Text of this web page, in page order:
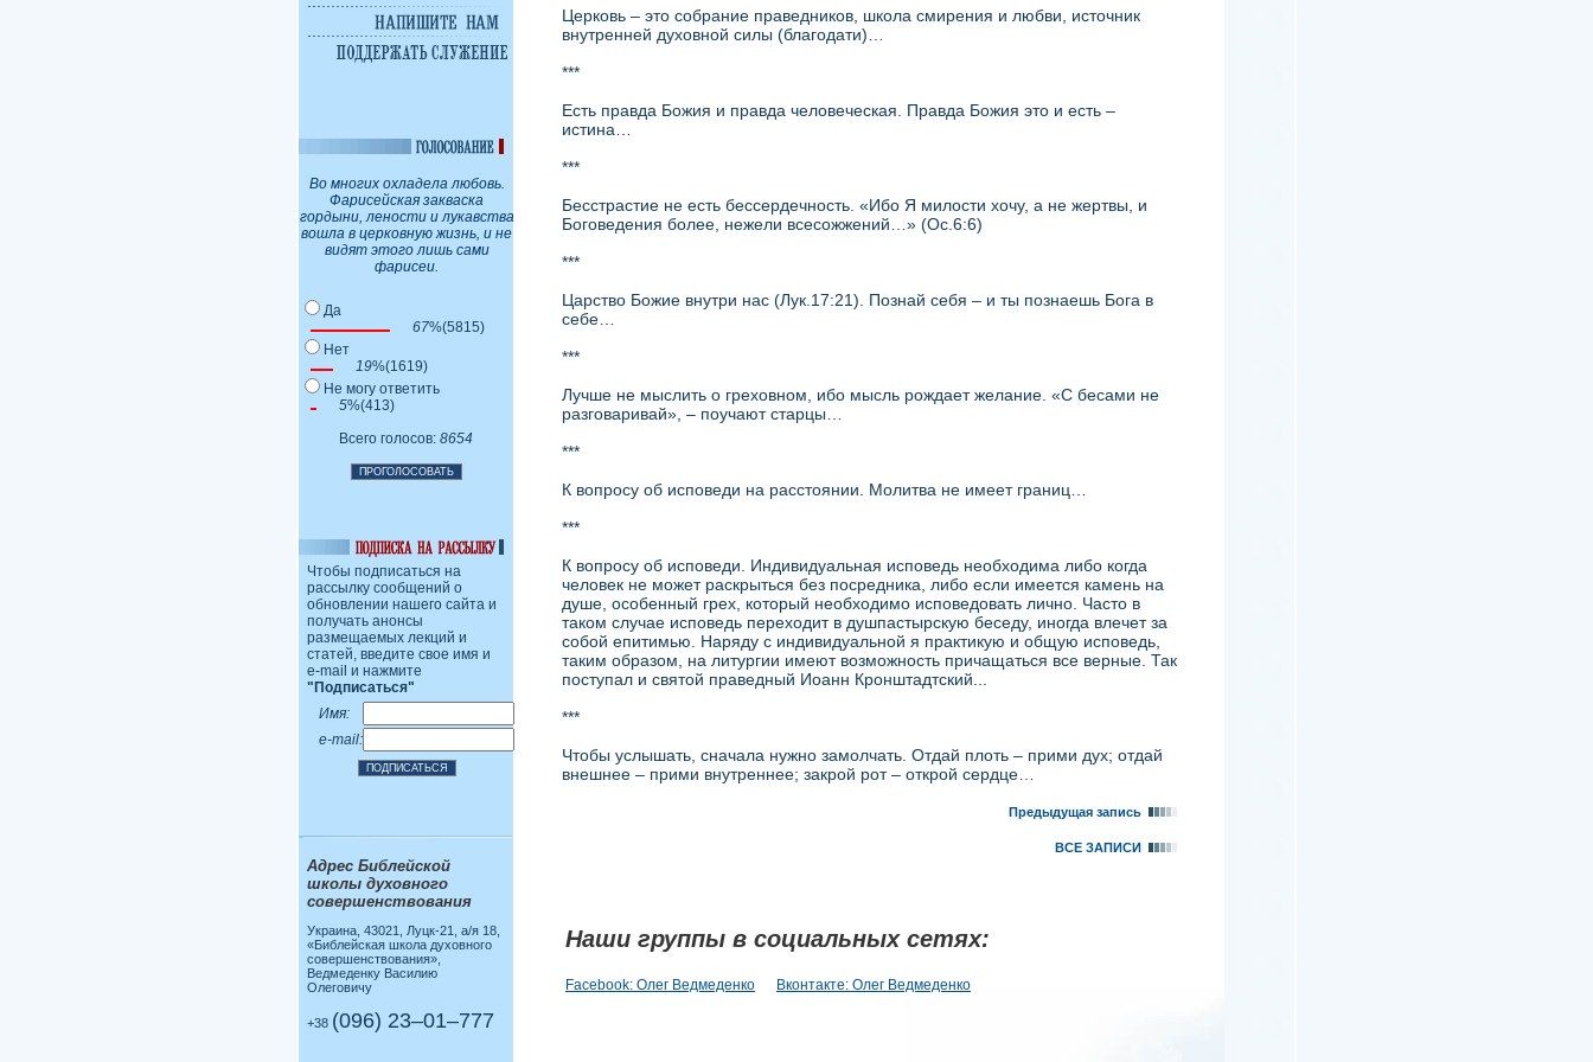
Во многих охладела любовь.
Фарисейская закваска
гордыни, лености и лукавства
вошла в церковную жизнь, и не
видят этого лишь сами
фарисеи.
Да
67%(5815)
Нет
19%(1619)
Не могу ответить
5%(413)
Всего голосов: 8654
Чтобы подписаться на
рассылку сообщений о
обновлении нашего сайта и
получать анонсы
размещаемых лекций и
статей, введите свое имя и
e-mail и нажмите
"Подписаться"
Имя:
e-mail:
Адрес Библейской
школы духовного
совершенствования
Украина, 43021, Луцк-21, а/я 18,
«Библейская школа духовного
совершенствования»,
Ведмеденку Василию
Олеговичу
+38 (096) 23–01–777
Церковь – это собрание праведников, школа смирения и любви, источник
внутренней духовной силы (благодати)…
***
Есть правда Божия и правда человеческая. Правда Божия это и есть –
истина…
***
Бесстрастие не есть бессердечность. «Ибо Я милости хочу, а не жертвы, и
Боговедения более, нежели всесожжений…» (Ос.6:6)
***
Царство Божие внутри нас (Лук.17:21). Познай себя – и ты познаешь Бога в
себе…
***
Лучше не мыслить о греховном, ибо мысль рождает желание. «С бесами не
разговаривай», – поучают старцы…
***
К вопросу об исповеди на расстоянии. Молитва не имеет границ…
***
К вопросу об исповеди. Индивидуальная исповедь необходима либо когда
человек не может раскрыться без посредника, либо если имеется камень на
душе, особенный грех, который необходимо исповедовать лично. Часто в
таком случае исповедь переходит в душпастырскую беседу, иногда влечет за
собой епитимью. Наряду с индивидуальной я практикую и общую исповедь,
таким образом, на литургии имеют возможность причащаться все верные. Так
поступал и святой праведный Иоанн Кронштадтский...
***
Чтобы услышать, сначала нужно замолчать. Отдай плоть – прими дух; отдай
внешнее – прими внутреннее; закрой рот – открой сердце…
Предыдущая запись
ВСЕ ЗАПИСИ
Наши группы в социальных сетях:
Facebook: Олег Ведмеденко Вконтакте: Олег Ведмеденко